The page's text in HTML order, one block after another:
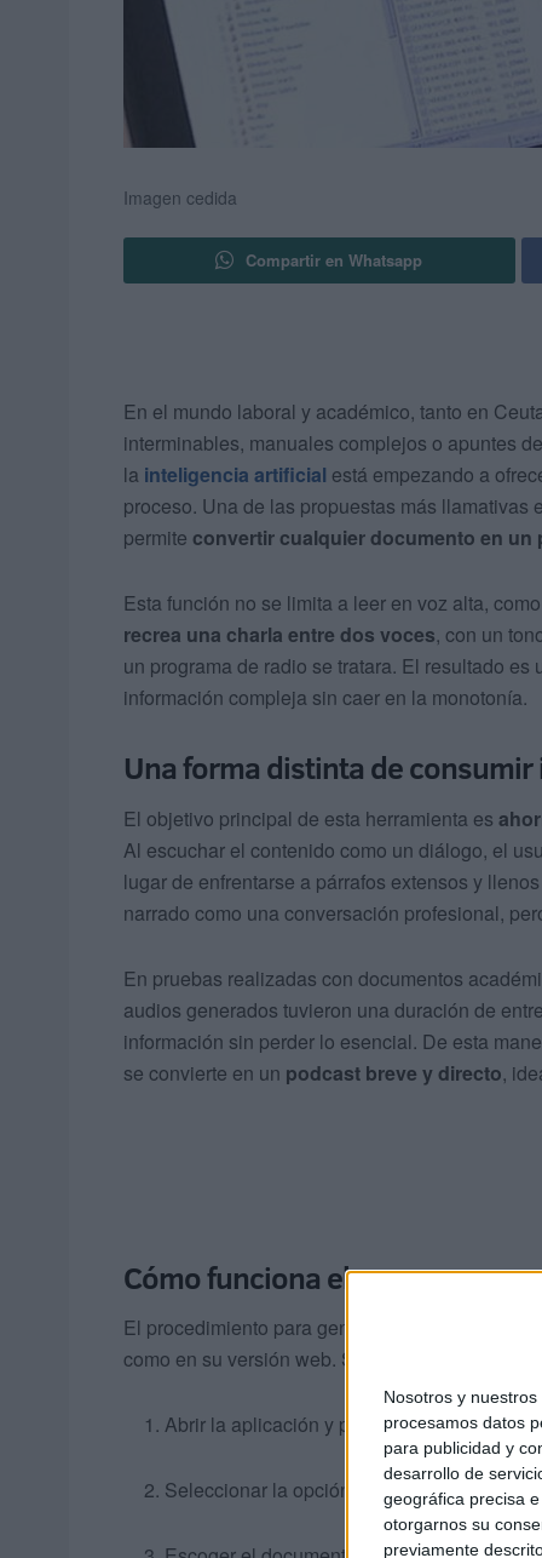
Nosotros y nuestros
procesamos datos
para publicidad y
desarrollo de
geográfica precisa
otorgarnos su
previamente
Imagen cedida
Compartir en Whatsapp
En el mundo laboral y académico, tanto en
interminables, manuales complejos o apuntes
la inteligencia artificial está empezando a
proceso. Una de las propuestas más llamativas
permite convertir cualquier documento en
Esta función no se limita a leer en voz alta,
recrea una charla entre dos voces, con un
un programa de radio se tratara. El resultado
información compleja sin caer en la monotonía.
Una forma distinta de
El objetivo principal de esta herramienta es
Al escuchar el contenido como un diálogo, el
lugar de enfrentarse a párrafos extensos y
narrado como una conversación profesional,
En pruebas realizadas con documentos
audios generados tuvieron una duración de entre
información sin perder lo esencial. De esta
se convierte en un podcast breve y directo,
Cómo funciona el proceso
El procedimiento para generar estos audios es
como en su versión web. Solo es necesario:
Abrir la aplicación y pulsar el botón con el
Seleccionar la opción “Archivos”.